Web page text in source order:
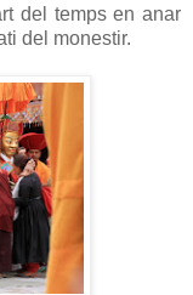
del temps en anar
del monestir.